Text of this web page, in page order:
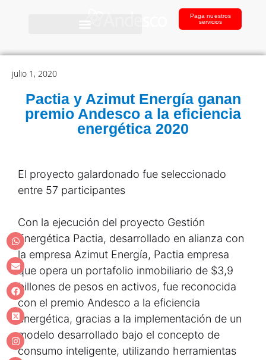
Paga nuestros
servicios
julio 1, 2020
Pactia y Azimut Energía ganan
premio Andesco a la eficiencia
energética 2020
El proyecto galardonado fue seleccionado
entre 57 participantes
Con la ejecución del proyecto Gestión
Energética Pactia, desarrollado en alianza con
la empresa Azimut Energía, Pactia empresa
que opera un portafolio inmobiliario de $3,9
billones de pesos en activos, fue reconocida
con el premio Andesco a la eficiencia
energética, gracias a la implementación de un
modelo desarrollado bajo el concepto de
consumo inteligente, utilizando herramientas